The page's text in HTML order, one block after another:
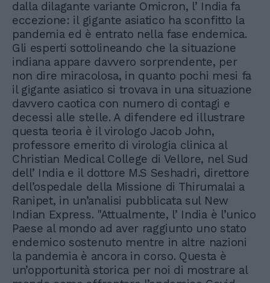
dalla dilagante variante Omicron, l’ India fa
eccezione: il gigante asiatico ha sconfitto la
pandemia ed è entrato nella fase endemica.
Gli esperti sottolineando che la situazione
indiana appare davvero sorprendente, per
non dire miracolosa, in quanto pochi mesi fa
il gigante asiatico si trovava in una situazione
davvero caotica con numero di contagi e
decessi alle stelle. A difendere ed illustrare
questa teoria è il virologo Jacob John,
professore emerito di virologia clinica al
Christian Medical College di Vellore, nel Sud
dell’ India e il dottore M.S Seshadri, direttore
dell’ospedale della Missione di Thirumalai a
Ranipet, in un’analisi pubblicata sul New
Indian Express. "Attualmente, l’ India è l’unico
Paese al mondo ad aver raggiunto uno stato
endemico sostenuto mentre in altre nazioni
la pandemia è ancora in corso. Questa è
un’opportunità storica per noi di mostrare al